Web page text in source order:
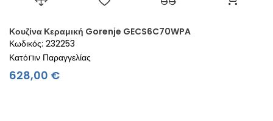
Κουζίνα Κεραμική Gorenje GECS6C70WPA
Κωδικός: 232253
Κατόπιν Παραγγελίας
628,00 €Τιμή